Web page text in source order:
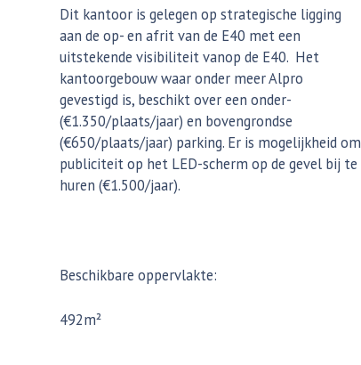
Dit kantoor is gelegen op strategische ligging
aan de op- en afrit van de E40 met een
uitstekende visibiliteit vanop de E40. Het
kantoorgebouw waar onder meer Alpro
gevestigd is, beschikt over een onder-
(€1.350/plaats/jaar) en bovengrondse
(€650/plaats/jaar) parking. Er is mogelijkheid om
publiciteit op het LED-scherm op de gevel bij te
huren (€1.500/jaar).
Beschikbare oppervlakte:
492m²